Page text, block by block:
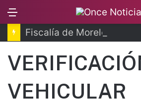
VEHICULAR